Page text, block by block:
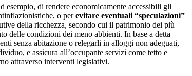
esempio, di rendere economicamente accessibili gli
o perevitare eventuali “speculazioni”
della ricchezza, secondo cui il patrimonio dei più
delle condizioni dei meno abbienti. In base a detta
senza abitazione o relegarli in alloggi non adeguati,
e assicura all’occupante servizi come tetto e
attraverso interventi legislativi.